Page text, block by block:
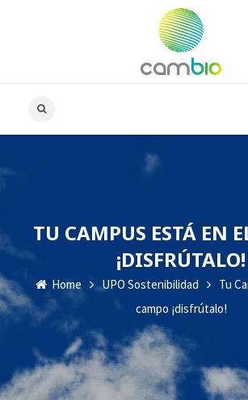
TU CAMPUS ESTÁ EN
¡DISFRÚTALO!
Home UPO Sostenibilidad
Tu
campo ¡disfrútalo!